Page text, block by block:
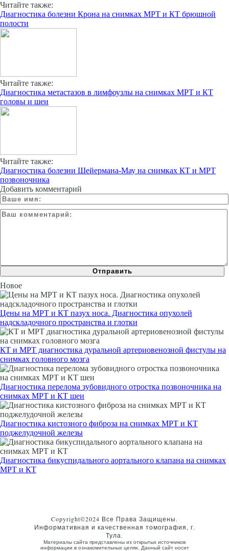
Читайте также:
Диагностика болезни Крона на снимках МРТ и КТ брюшной
полости
Читайте также:
Диагностика метастазов в лимфоузлы на снимках МРТ и КТ
головы и шеи
Читайте также:
Диагностика болезни Шейермана-Мау на снимках КТ и МРТ
позвоночника
Добавить комментарий
Новое
Цены на МРТ и КТ пазух носа. Диагностика опухолей
надскладочного пространства и глотки
КТ и МРТ диагностика дуральной артериовенозной фистулы на
снимках головного мозга
Диагностика перелома зубовидного отростка позвоночника на
снимках МРТ и КТ шеи
Диагностика кистозного фиброза на снимках МРТ и КТ
поджелудочной железы
Диагностика бикуспидального аортального клапана на снимках
МРТ и КТ
Copyright©2024 Все Права Защищены.
Информативная и качественная томография, г.
Тула.
Материалы сайта представлены из открытых источников
информации в ознакомительных целях. Данный сайт носит